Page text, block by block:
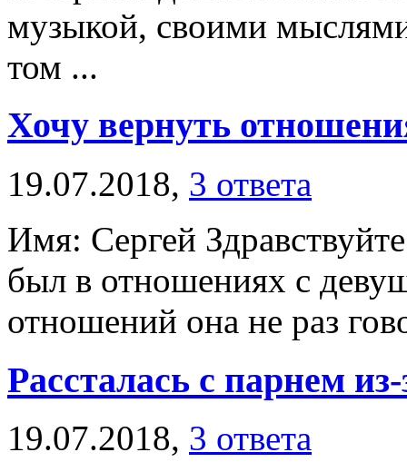
музыкой, своими
том ...
Хочу вернуть
19.07.2018, 3 ответа
Имя: Сергей
был в отношениях с
отношений она не раз
Рассталась с парнем
19.07.2018, 3 ответа